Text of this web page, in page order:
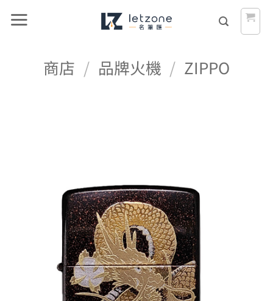
商店 / 品牌火機 / ZIPPO